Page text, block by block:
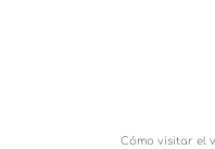
Cómo visitar el